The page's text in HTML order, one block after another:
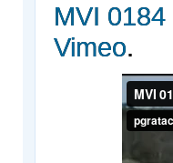
MVI
Vimeo.